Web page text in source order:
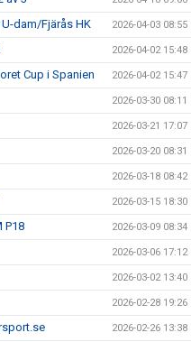
dam/Fjärås HK 2026-04-03 08:55
2026-04-02 15:48
Cup i Spanien 2026-04-02 15:47
2026-03-30 08:11
2026-03-21 17:07
2026-03-20 08:31
2026-03-18 08:42
2026-03-15 18:30
P18 2026-03-09 08:34
2026-03-06 17:12
2026-03-02 13:40
2026-02-28 19:26
2026-02-26 13:38